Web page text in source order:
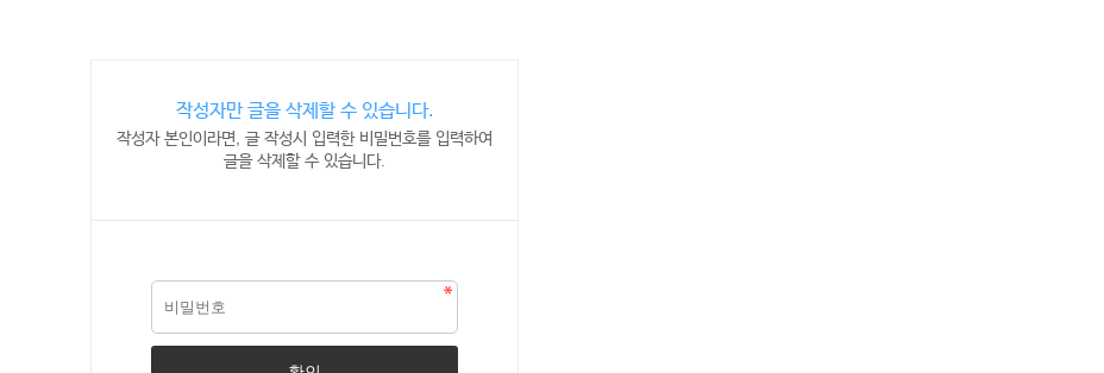
작성자만 글을 삭제할 수 있습니다.
작성자 본인이라면, 글 작성시 입력한 비밀번호를 입력하여
글을 삭제할 수 있습니다.